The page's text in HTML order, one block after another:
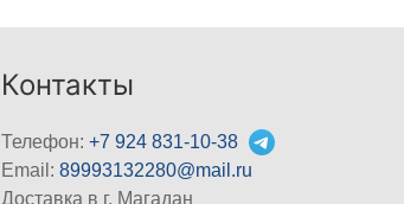
Контакты
Телефон:+7 924 831-10-38
Email:89993132280@mail.ru
Доставка в г. Магадан